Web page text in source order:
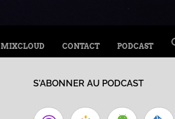
MIXCLOUD CONTACT PODCAST
S'ABONNER AU PODCAST